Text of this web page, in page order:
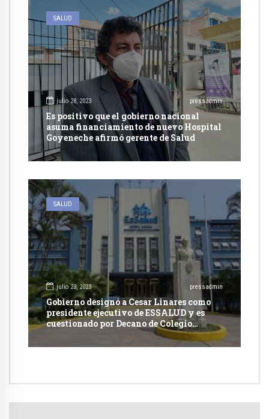
SALUD
julio 28, 2023 pressadmin
Es positivo que el gobierno nacional
asuma financiamiento de nuevo Hospital
Goyeneche afirmó gerente de Salud
SALUD
julio 23, 2023 pressadmin
Gobierno designó a Cesar Linares como
presidente ejecutivo de ESSALUD y es
cuestionado por Decano de Colegio